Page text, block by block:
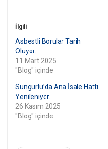
İlgili
Asbestli Borular Tarih
Oluyor.
11 Mart 2025
"Blog" içinde
Sungurlu’da Ana İsale Hattı
Yenileniyor.
26 Kasım 2025
"Blog" içinde